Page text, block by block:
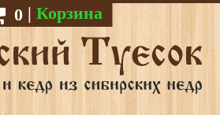
0 | Корзина